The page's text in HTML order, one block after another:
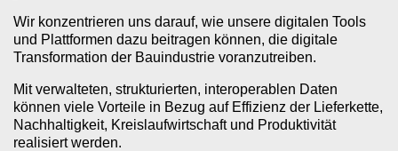
Wir konzentrieren uns darauf, wie unsere digitalen Tools
und Plattformen dazu beitragen können, die digitale
Transformation der Bauindustrie voranzutreiben.
Mit verwalteten, strukturierten, interoperablen Daten
können viele Vorteile in Bezug auf Effizienz der Lieferkette,
Nachhaltigkeit, Kreislaufwirtschaft und Produktivität
realisiert werden.